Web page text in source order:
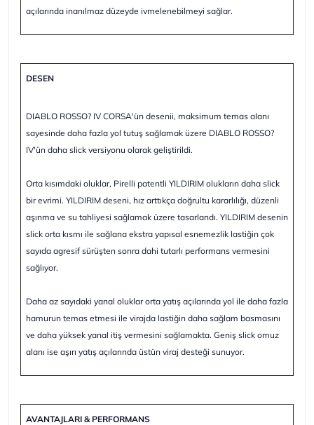
açılarında inanılmaz düzeyde ivmelenebilmeyi sağlar.
DESEN
DIABLO ROSSO? IV CORSA'ün desenii, maksimum temas alanı
sayesinde daha fazla yol tutuş sağlamak üzere DIABLO ROSSO?
IV'ün daha slick versiyonu olarak geliştirildi.
Orta kısımdaki oluklar, Pirelli patentli YILDIRIM olukların daha slick
bir evrimi. YILDIRIM deseni, hız arttıkça doğrultu kararlılığı, düzenli
aşınma ve su tahliyesi sağlamak üzere tasarlandı. YILDIRIM desenin
slick orta kısmı ile sağlana ekstra yapısal esnemezlik lastiğin çok
sayıda agresif sürüşten sonra dahi tutarlı performans vermesini
sağlıyor.
Daha az sayıdaki yanal oluklar orta yatış açılarında yol ile daha fazla
hamurun temas etmesi ile virajda lastiğin daha sağlam basmasını
ve daha yüksek yanal itiş vermesini sağlamakta. Geniş slick omuz
alanı ise aşırı yatış açılarında üstün viraj desteği sunuyor.
AVANTAJLARI & PERFORMANS